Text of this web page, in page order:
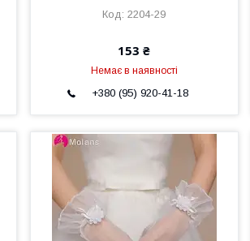
2204-29
153 ₴
Немає в наявності
+380 (95) 920-41-18